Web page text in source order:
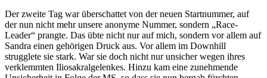
Der zweite Tag war überschattet von der neuen Startnummer, auf
der nun nicht mehr unsere anonyme Nummer, sondern „Race-
Leader“ prangte. Das übte nicht nur auf mich, sondern vor allem auf
Sandra einen gehörigen Druck aus. Vor allem im Downhill
strugglete sie stark. War sie doch nicht nur unsicher wegen ihres
verklemmten Iliosakralgelenkes. Hinzu kam eine zunehmende